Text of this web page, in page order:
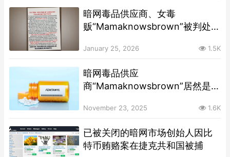
暗网毒品供应商、女毒
贩“Mamaknowsbrown”被判处
January 25, 2026 1.5K
暗网毒品供应
商“Mamaknowsbrown”居然是一
定罪
November 23, 2025 1.6K
已被关闭的暗网市场创始人因比
特币贿赂案在捷克共和国被捕